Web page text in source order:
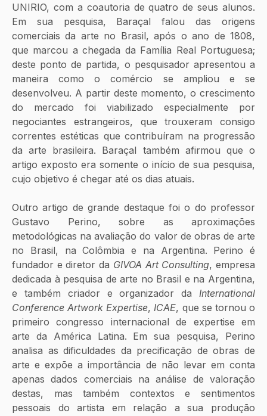
UNIRIO, com a coautoria de quatro de seus alunos.
Em sua pesquisa, Baraçal falou das origens
comerciais da arte no Brasil, após o ano de 1808,
que marcou a chegada da Família Real Portuguesa;
deste ponto de partida, o pesquisador apresentou a
maneira como o comércio se ampliou e se
desenvolveu. A partir deste momento, o crescimento
do mercado foi viabilizado especialmente por
negociantes estrangeiros, que trouxeram consigo
correntes estéticas que contribuíram na progressão
da arte brasileira. Baraçal também afirmou que o
artigo exposto era somente o início de sua pesquisa,
cujo objetivo é chegar até os dias atuais.
Outro artigo de grande destaque foi o do professor
Gustavo Perino, sobre as aproximações
metodológicas na avaliação do valor de obras de arte
no Brasil, na Colômbia e na Argentina. Perino é
fundador e diretor da GIVOA Art Consulting, empresa
dedicada à pesquisa de arte no Brasil e na Argentina,
e também criador e organizador da International
Conference Artwork Expertise, ICAE, que se tornou o
primeiro congresso internacional de expertise em
arte da América Latina. Em sua pesquisa, Perino
analisa as dificuldades da precificação de obras de
arte e expõe a importância de não levar em conta
apenas dados comerciais na análise de valoração
destas, mas também contextos e sentimentos
pessoais do artista em relação a sua produção